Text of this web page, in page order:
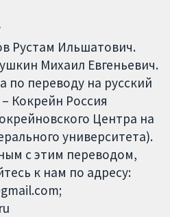
Рустам Ильшатович.
Михаил Евгеньевич.
по переводу на русский
Кокрейн Россия
Центра на
университета).
с этим переводом,
к нам по адресу: